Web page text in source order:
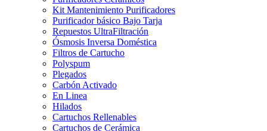
Kit Mantenimiento Purificadores
Purificador básico Bajo Tarja
Repuestos UltraFiltración
Ósmosis Inversa Doméstica
Filtros de Cartucho
Polyspum
Plegados
Carbón Activado
En Linea
Hilados
Cartuchos Rellenables
Cartuchos de Cerámica